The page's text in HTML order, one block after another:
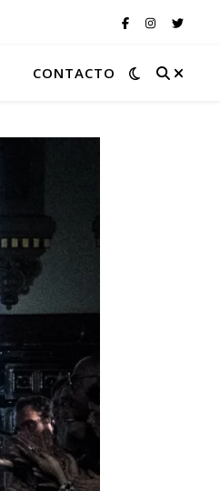
CONTACTO